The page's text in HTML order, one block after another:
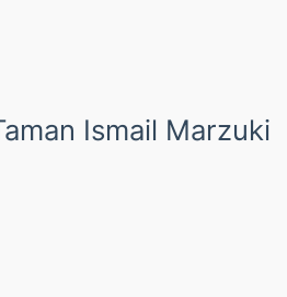
Ismail Marzuki